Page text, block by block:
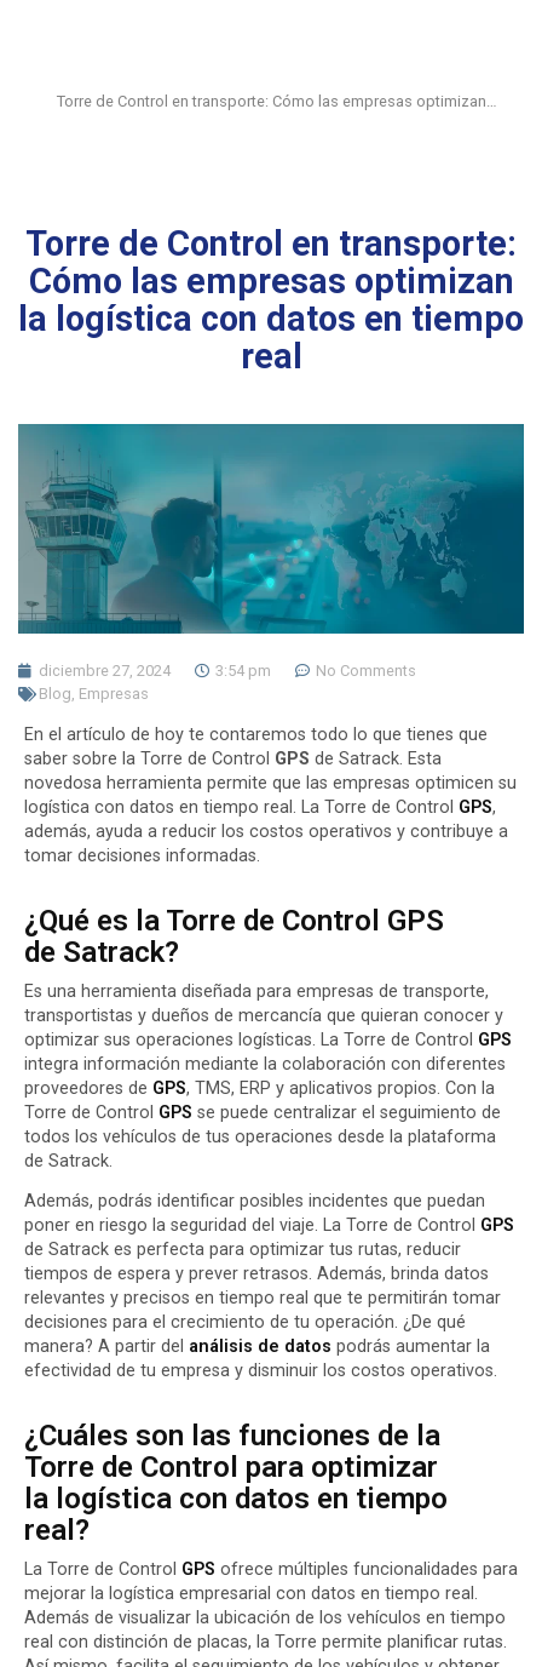
Torre de Control en transporte: Cómo las empresas optimizan…
Torre de Control en transporte:
Cómo las empresas optimizan
la logística con datos en tiempo
real
diciembre 27, 2024 3:54 pm
No Comments
Blog, Empresas
En el artículo de hoy te contaremos todo lo que tienes que
saber sobre la Torre de Control GPS de Satrack. Esta
novedosa herramienta permite que las empresas optimicen su
logística con datos en tiempo real. La Torre de Control GPS,
además, ayuda a reducir los costos operativos y contribuye a
tomar decisiones informadas.
¿Qué es la Torre de Control GPS
de Satrack?
Es una herramienta diseñada para empresas de transporte,
transportistas y dueños de mercancía que quieran conocer y
optimizar sus operaciones logísticas. La Torre de Control GPS
integra información mediante la colaboración con diferentes
proveedores de GPS, TMS, ERP y aplicativos propios. Con la
Torre de Control GPS se puede centralizar el seguimiento de
todos los vehículos de tus operaciones desde la plataforma
de Satrack.
Además, podrás identificar posibles incidentes que puedan
poner en riesgo la seguridad del viaje. La Torre de Control GPS
de Satrack es perfecta para optimizar tus rutas, reducir
tiempos de espera y prever retrasos. Además, brinda datos
relevantes y precisos en tiempo real que te permitirán tomar
decisiones para el crecimiento de tu operación. ¿De qué
manera? A partir del análisis de datos podrás aumentar la
efectividad de tu empresa y disminuir los costos operativos.
¿Cuáles son las funciones de la
Torre de Control para optimizar
la logística con datos en tiempo
real?
La Torre de Control GPS ofrece múltiples funcionalidades para
mejorar la logística empresarial con datos en tiempo real.
Además de visualizar la ubicación de los vehículos en tiempo
real con distinción de placas, la Torre permite planificar rutas.